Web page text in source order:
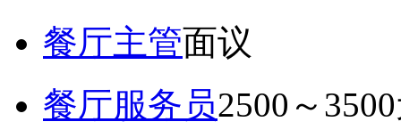
餐厅主管面议
餐厅服务员2500～